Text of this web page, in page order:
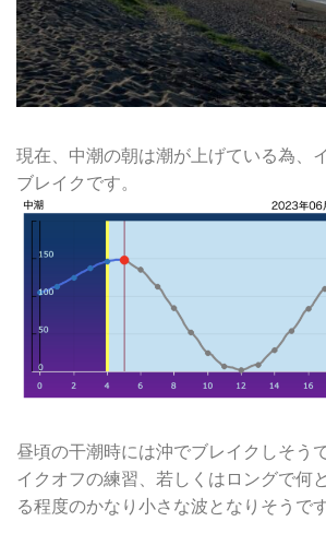
現在、中潮の朝は潮が上げている為、
ブレイクです。
昼頃の干潮時には沖でブレイクしそう
イクオフの練習、若しくはロングで何
る程度のかなり小さな波となりそうで